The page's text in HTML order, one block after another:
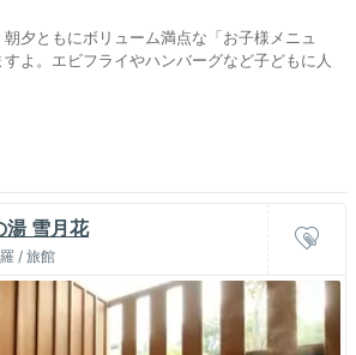
夕ともにボリューム満点な「お子様メニュ
よ。エビフライやハンバーグなど子どもに人
湯 雪月花
/ 旅館